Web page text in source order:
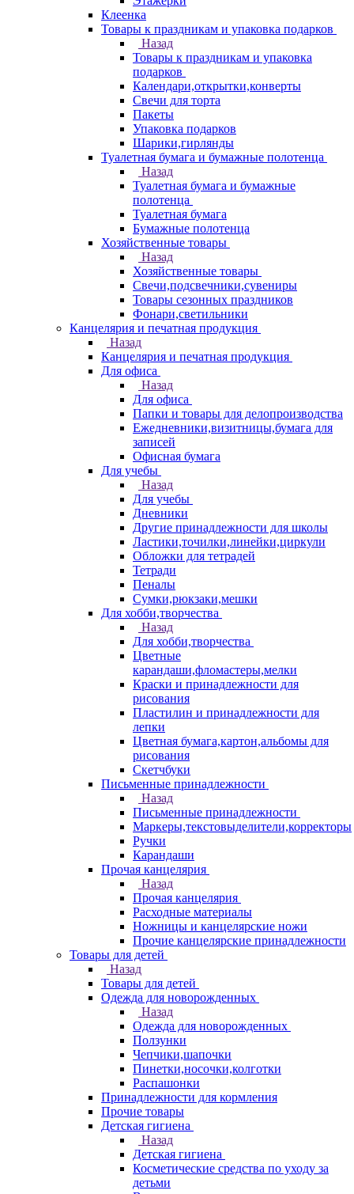
Клеенка
Товары к праздникам и упаковка подарков
Назад
Товары к праздникам и упаковка
подарков
Календари,открытки,конверты
Свечи для торта
Пакеты
Упаковка подарков
Шарики,гирлянды
Туалетная бумага и бумажные полотенца
Назад
Туалетная бумага и бумажные
полотенца
Туалетная бумага
Бумажные полотенца
Хозяйственные товары
Назад
Хозяйственные товары
Свечи,подсвечники,сувениры
Товары сезонных праздников
Фонари,светильники
Канцелярия и печатная продукция
Назад
Канцелярия и печатная продукция
Для офиса
Назад
Для офиса
Папки и товары для делопроизводства
Ежедневники,визитницы,бумага для
записей
Офисная бумага
Для учебы
Назад
Для учебы
Дневники
Другие принадлежности для школы
Ластики,точилки,линейки,циркули
Обложки для тетрадей
Тетради
Пеналы
Сумки,рюкзаки,мешки
Для хобби,творчества
Назад
Для хобби,творчества
Цветные
карандаши,фломастеры,мелки
Краски и принадлежности для
рисования
Пластилин и принадлежности для
лепки
Цветная бумага,картон,альбомы для
рисования
Скетчбуки
Письменные принадлежности
Назад
Письменные принадлежности
Маркеры,текстовыделители,корректоры
Ручки
Карандаши
Прочая канцелярия
Назад
Прочая канцелярия
Расходные материалы
Ножницы и канцелярские ножи
Прочие канцелярские принадлежности
Товары для детей
Назад
Товары для детей
Одежда для новорожденных
Назад
Одежда для новорожденных
Ползунки
Чепчики,шапочки
Пинетки,носочки,колготки
Распашонки
Принадлежности для кормления
Прочие товары
Детская гигиена
Назад
Детская гигиена
Косметические средства по уходу за
детьми